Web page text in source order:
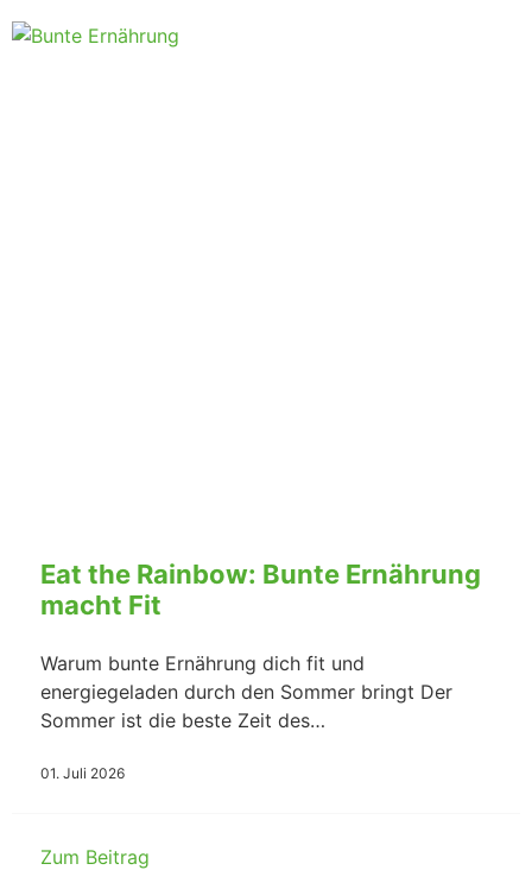
Eat the Rainbow: Bunte Ernährung
macht Fit
Warum bunte Ernährung dich fit und
energiegeladen durch den Sommer bringt Der
Sommer ist die beste Zeit des…
01. Juli 2026
Zum Beitrag